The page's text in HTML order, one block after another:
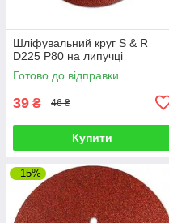
Шліфувальний круг S & R
D225 P80 на липучці
Готово до відправки
39 ₴ 46 ₴
Купити
–15%